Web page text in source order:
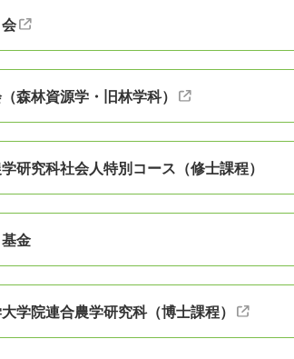
森林資源学・旧林学科）
研究科社会人特別コース（修士課程）
金
学院連合農学研究科（博士課程）